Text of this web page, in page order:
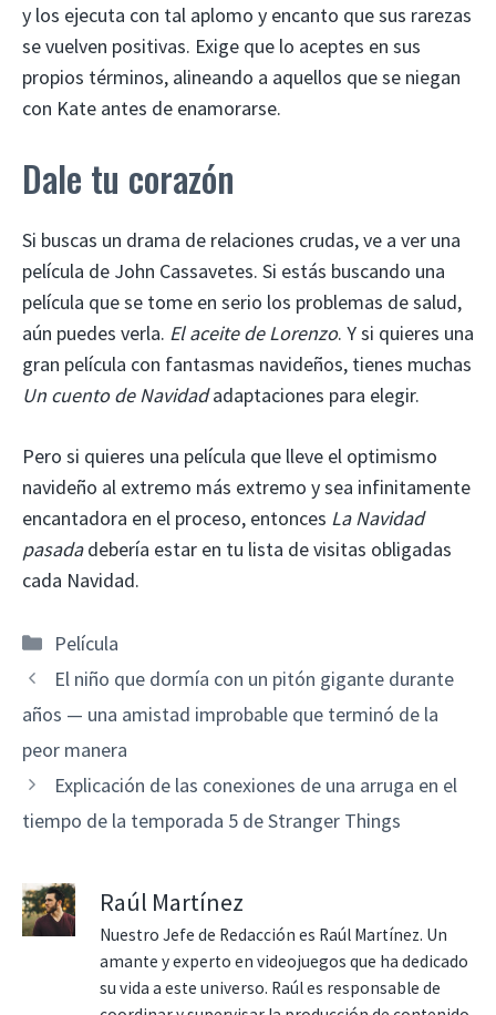
y los ejecuta con tal aplomo y encanto que sus rarezas
se vuelven positivas. Exige que lo aceptes en sus
propios términos, alineando a aquellos que se niegan
con Kate antes de enamorarse.
Dale tu corazón
Si buscas un drama de relaciones crudas, ve a ver una
película de John Cassavetes. Si estás buscando una
película que se tome en serio los problemas de salud,
aún puedes verla. El aceite de Lorenzo. Y si quieres una
gran película con fantasmas navideños, tienes muchas
Un cuento de Navidadadaptaciones para elegir.
Pero si quieres una película que lleve el optimismo
navideño al extremo más extremo y sea infinitamente
encantadora en el proceso, entonces La Navidad
pasadadebería estar en tu lista de visitas obligadas
cada Navidad.
Categorías
Película
El niño que dormía con un pitón gigante durante
años — una amistad improbable que terminó de la
peor manera
Explicación de las conexiones de una arruga en el
tiempo de la temporada 5 de Stranger Things
Raúl Martínez
Nuestro Jefe de Redacción es Raúl Martínez. Un
amante y experto en videojuegos que ha dedicado
su vida a este universo. Raúl es responsable de